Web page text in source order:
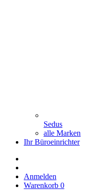
Sedus
alle Marken
Ihr Büroeinrichter
Anmelden
Warenkorb 0